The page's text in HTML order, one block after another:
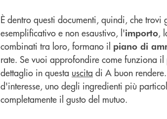
È dentro questi documenti, quindi, che
esemplificativo e non esaustivo, l'importo,
combinati tra loro, formano il piano di
rate. Se vuoi approfondire come funziona
dettaglio in questa uscita di A buon
d'interesse, uno degli ingredienti più
completamente il gusto del mutuo.